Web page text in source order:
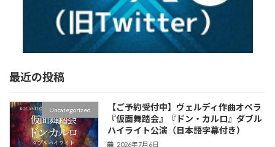
最近の投稿
Uncategorized
【ご予約受付中】ヴェルディ作曲オペラ
『仮面舞踏会』『ドン・カルロ』ダブル
ハイライト公演（日本語字幕付き）
2026年7月6日